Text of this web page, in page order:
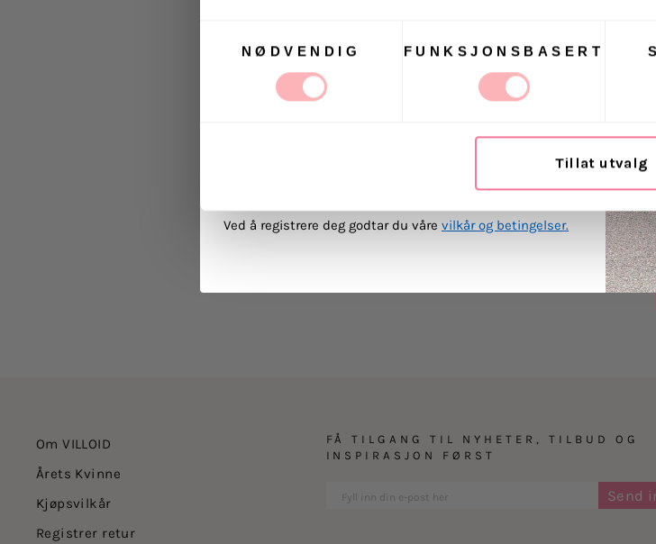
NØDVENDIG
FUNKSJONSBASERT
Tillat utvalg
Om VILLOID
Årets Kvinne
Kjøpsvilkår
Registrer retur
FÅ TILGANG TIL NYHETER, TILBUD OG
INSPIRASJON FØRST
Send
Ja, jeg samtykker til at Villoid kan sende meg
Ved å registrere deg godtar du våre vilkår og betingelser.